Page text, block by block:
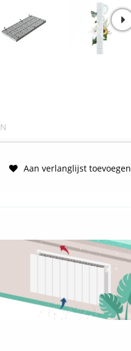
Aan verlanglijst toevoegen